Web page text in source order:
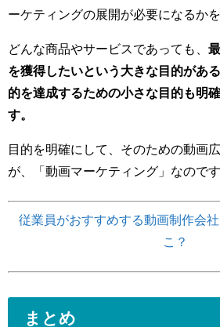
ーケティングの展開が必要になるか
どんな商品やサービスであっても、
を獲得したいという大きな目的があ
的を達成するための小さな目的も明
す。
目的を明確にして、そのための動画
が、「動画マーケティング」なのです
従業員がおすすめする動画制作会
こ？
まとめ